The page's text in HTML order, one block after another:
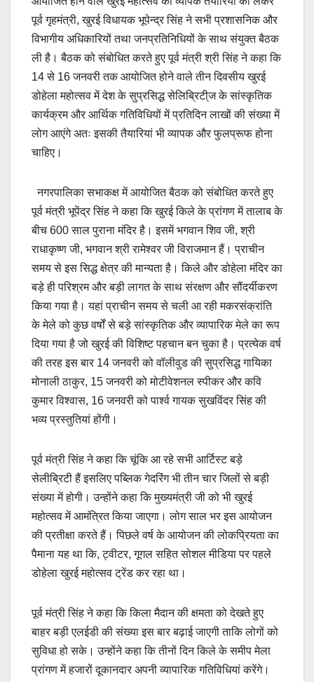
पूर्व गृहमंत्री, खुरई विधायक भूपेन्द्र सिंह ने सभी प्रशासनिक और
विभागीय अधिकारियों तथा जनप्रतिनिधियों के साथ संयुक्त बैठक
ली है। बैठक को संबोधित करते हुए पूर्व मंत्री श्री सिंह ने कहा कि
14 से 16 जनवरी तक आयोजित होने वाले तीन दिवसीय खुरई
डोहेला महोत्सव में देश के सुप्रसिद्ध सेलिब्रिटी्ज के सांस्कृतिक
कार्यक्रम और आर्थिक गतिविधियों में प्रतिदिन लाखों की संख्या में
लोग आएंगे अतः इसकी तैयारियां भी व्यापक और फुलप्रूफ होना
चाहिए।
नगरपालिका सभाकक्ष में आयोजित बैठक को संबोधित करते हुए
पूर्व मंत्री भूपेंद्र सिंह ने कहा कि खुरई किले के प्रांगण में तालाब के
बीच 600 साल पुराना मंदिर है। इसमें भगवान शिव जी, श्री
राधाकृष्ण जी, भगवान श्री रामेश्वर जी विराजमान हैं। प्राचीन
समय से इस सिद्ध क्षेत्र की मान्यता है। किले और डोहेला मंदिर का
बड़े ही परिश्रम और बड़ी लागत के साथ संरक्षण और सौंदर्यीकरण
किया गया है। यहां प्राचीन समय से चली आ रही मकरसंक्रांति
के मेले को कुछ वर्षों से बड़े सांस्कृतिक और व्यापारिक मेले का रूप
दिया गया है जो खुरई की विशिष्ट पहचान बन चुका है। प्रत्येक वर्ष
की तरह इस बार 14 जनवरी को वॉलीवुड की सुप्रसिद्ध गायिका
मोनाली ठाकुर, 15 जनवरी को मोटीवेशनल स्पीकर और कवि
कुमार विश्वास, 16 जनवरी को पार्श्व गायक सुखविंदर सिंह की
भव्य प्रस्तुतियां होंगी।
पूर्व मंत्री सिंह ने कहा कि चूंकि आ रहे सभी आर्टिस्ट बड़े
सेलीब्रिटी हैं इसलिए पब्लिक गेदरिंग भी तीन चार जिलों से बड़ी
संख्या में होगी। उन्होंने कहा कि मुख्यमंत्री जी को भी खुरई
महोत्सव में आमंत्रित किया जाएगा। लोग साल भर इस आयोजन
की प्रतीक्षा करते हैं। पिछले वर्ष के आयोजन की लोकप्रियता का
पैमाना यह था कि, ट्वीटर, गूगल सहित सोशल मीडिया पर पहले
डोहेला खुरई महोत्सव ट्रेंड कर रहा था।
पूर्व मंत्री सिंह ने कहा कि किला मैदान की क्षमता को देखते हुए
बाहर बड़ी एलईडी की संख्या इस बार बढ़ाई जाएगी ताकि लोगों को
सुविधा हो सके। उन्होंने कहा कि तीनों दिन किले के समीप मेला
प्रांगण में हजारों दूकानदार अपनी व्यापारिक गतिविधियां करेंगे।